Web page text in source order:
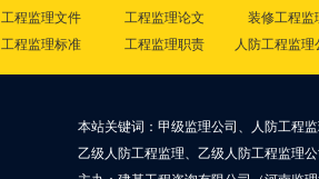
工程监理文件
工程监理标准
工程监理论文
工程监理职责
装修工程监
人防工程监理
本站关键词：甲级监理公司、人防工程
乙级人防工程监理、乙级人防工程监理